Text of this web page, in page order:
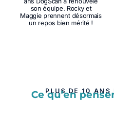
son équipe. Rocky et
Maggie prennent désormais
un repos bien mérité !
PLUS DE 10 ANS
Ce qu’en